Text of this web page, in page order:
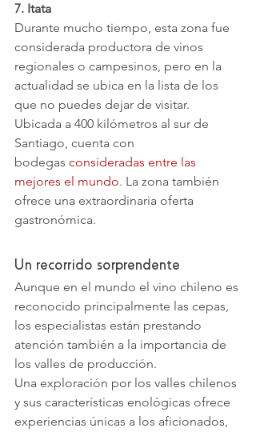
7. Itata
Durante mucho tiempo, esta zona fue
considerada productora de vinos
regionales o campesinos, pero en la
actualidad se ubica en la lista de los
que no puedes dejar de visitar.
Ubicada a 400 kilómetros al sur de
Santiago, cuenta con
bodegas consideradas entre las
mejores el mundo. La zona también
ofrece una extraordinaria oferta
gastronómica.
Un recorrido sorprendente
Aunque en el mundo el vino chileno es
reconocido principalmente las cepas,
los especialistas están prestando
atención también a la importancia de
los valles de producción.
Una exploración por los valles chilenos
y sus características enológicas ofrece
experiencias únicas a los aficionados,